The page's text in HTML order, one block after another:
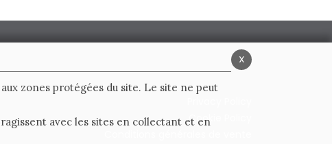
Cookie Policy
x
zones protégées du site. Le site ne peut
avec les sites en collectant et en